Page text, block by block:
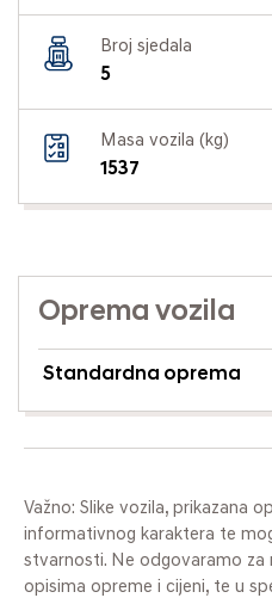
Broj sjedala
5
Masa vozila (kg)
1537
Oprema vozila
Standardna oprema
Važno: Slike vozila, prikazana
informativnog karaktera te
stvarnosti. Ne odgovaramo za
opisima opreme i cijeni, te u